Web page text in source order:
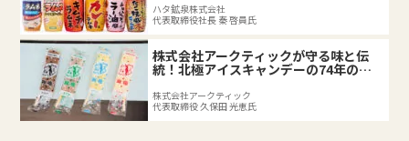
ハタ鉱泉株式会社
代表取締役社長 秦 啓員氏
株式会社アークティックが守る味と伝
統！北極アイスキャンデーの74年の軌
跡
株式会社アークティック
代表取締役 久保田 光恵氏